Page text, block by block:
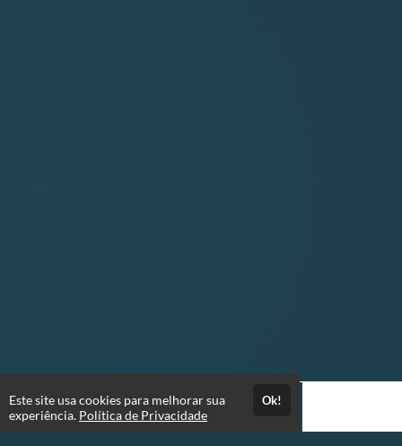
Este site usa cookies para melhorar sua
experiência. Política de Privacidade
Ok!